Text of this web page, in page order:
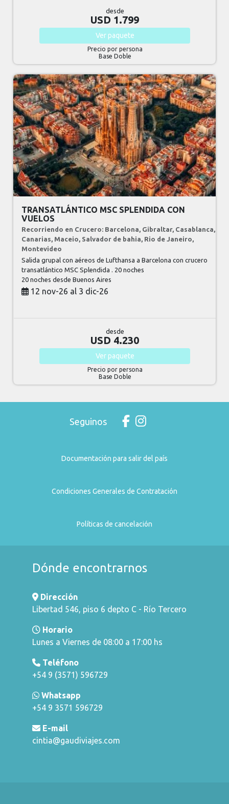
desde
USD 1.799
Ver paquete
Precio por persona
Base Doble
TRANSATLÁNTICO MSC SPLENDIDA CON
VUELOS
Recorriendo en Crucero: Barcelona, Gibraltar, Casablanca,
Canarias, Maceio, Salvador de bahia, Rio de Janeiro,
Montevideo
Salida grupal con aéreos de Lufthansa a Barcelona con crucero
transatlántico MSC Splendida . 20 noches
20 nochesdesde Buenos Aires
12 nov-26 al 3 dic-26
desde
USD 4.230
Ver paquete
Precio por persona
Base Doble
Seguinos
Documentación para salir del país
Condiciones Generales de Contratación
Políticas de cancelación
Dónde encontrarnos
Dirección
Libertad 546, piso 6 depto C - Río Tercero
Horario
Lunes a Viernes de 08:00 a 17:00 hs
Teléfono
+54 9 (3571) 596729
Whatsapp
+54 9 3571 596729
E-mail
cintia@gaudiviajes.com